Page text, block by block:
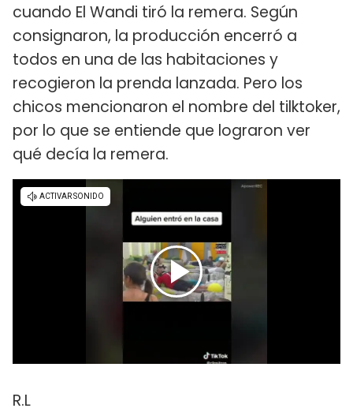
cuando El Wandi tiró la remera. Según
consignaron, la producción encerró a
todos en una de las habitaciones y
recogieron la prenda lanzada. Pero los
chicos mencionaron el nombre del tilktoker,
por lo que se entiende que lograron ver
qué decía la remera.
R.L